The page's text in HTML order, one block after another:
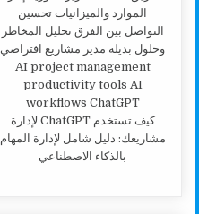
كيف تستخدم ChatGPT لإدارة
مشاريعك: دليل شامل لإدارة المهام
بالذكاء الاصطناعي